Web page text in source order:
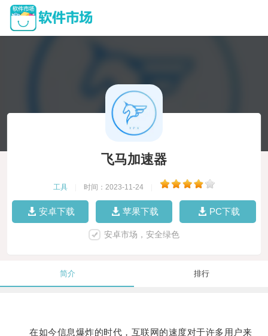
飞马加速器
工具 时间：2023-11-24
安卓下载 苹果下载 PC下载
安卓市场，安全绿色
简介 排行
在如今信息爆炸的时代，互联网的速度对于许多用户来